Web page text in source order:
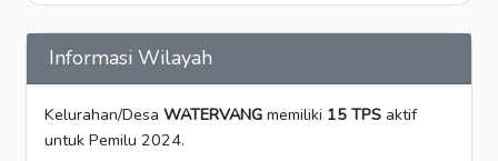
Informasi Wilayah
Kelurahan/Desa WATERVANG memiliki 15 TPS aktif
untuk Pemilu 2024.